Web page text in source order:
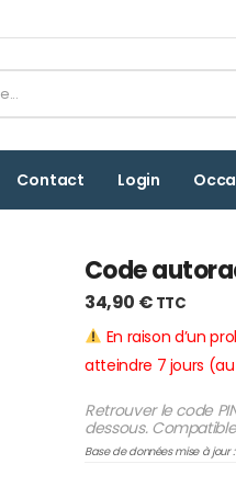
Contact Login
Code
34,90 € TTC
En raison d’un
atteindre 7 jours
Retrouver le code
dessous. Compatible
Base de données mise à jour